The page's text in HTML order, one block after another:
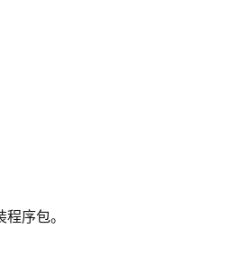
序包。